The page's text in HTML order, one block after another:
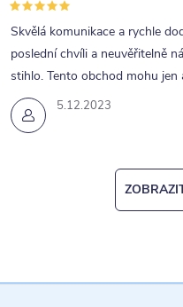
5.12.2023
Skvělá komunikace a rychle
poslední chvíli a neuvěřitelně
stihlo. Tento obchod mohu jen